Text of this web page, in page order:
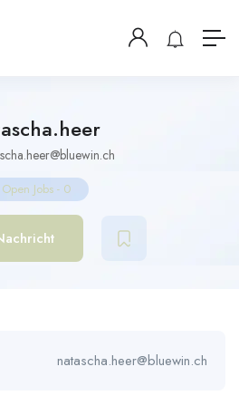
Open Jobs - 0
natascha.heer@bluewin.ch